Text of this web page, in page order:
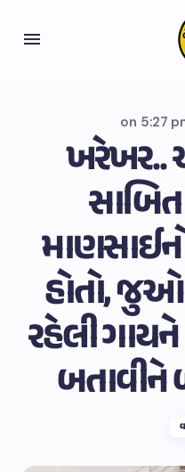
on 5:27
હોતો,
રહેલી
બતાવીને